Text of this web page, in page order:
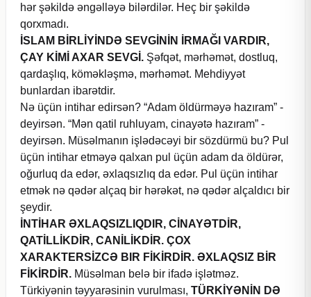
hər şəkildə əngəlləyə bilərdilər. Heç bir şəkildə
qorxmadı.
İSLAM BİRLİYİNDƏ SEVGİNİN İRMAĞI VARDIR,
ÇAY KİMİ AXAR SEVGİ. Şəfqət, mərhəmət, dostluq,
qardaşlıq, köməkləşmə, mərhəmət. Mehdiyyət
bunlardan ibarətdir.
Nə üçün intihar edirsən? “Adam öldürməyə hazıram” -
deyirsən. “Mən qatil ruhluyam, cinayətə hazıram” -
deyirsən. Müsəlmanın işlədəcəyi bir sözdürmü bu? Pul
üçün intihar etməyə qalxan pul üçün adam da öldürər,
oğurluq da edər, əxlaqsızlıq da edər. Pul üçün intihar
etmək nə qədər alçaq bir hərəkət, nə qədər alçaldıcı bir
şeydir.
İNTİHAR ƏXLAQSIZLIQDIR, CİNAYƏTDİR,
QATİLLİKDİR, CANİLİKDİR. ÇOX
XARAKTERSİZCƏ BIR FİKİRDİR. ƏXLAQSIZ BİR
FİKİRDİR. Müsəlman belə bir ifadə işlətməz.
Türkiyənin təyyarəsinin vurulması, TÜRKİYƏNİN DƏ